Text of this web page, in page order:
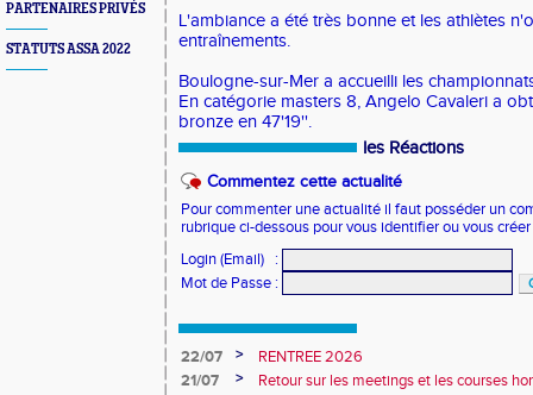
PARTENAIRES PRIVÉS
STATUTS ASSA 2022
L'ambiance a été très bonne et les athlètes
entraînements.
Boulogne-sur-Mer a accueilli les
En catégorie masters 8, Angelo Cavaleri a
bronze en 47'19''.
les Réactions
Commentez cette actualité
Pour commenter une actualité il faut posséder un
rubrique ci-dessous pour vous identifier ou vous
Login (Email)
:
Mot de Passe :
22/07 >
RENTREE 2026
21/07
>
Retour sur les meetings et les courses